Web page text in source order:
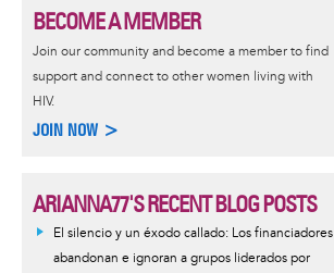
BECOME A MEMBER
Join our community and become a member to find
support and connect to other women living with
HIV.
JOIN NOW >
ARIANNA77'S RECENT BLOG POSTS
El silencio y un éxodo callado: Los financiadores
abandonan e ignoran a grupos liderados por